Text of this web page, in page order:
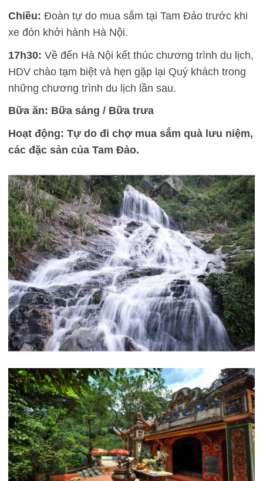
Chiều: Đoàn tự do mua sắm tại Tam Đảo trước khi
xe đón khởi hành Hà Nội.
17h30: Về đến Hà Nội kết thúc chương trình du lịch,
HDV chào tạm biệt và hẹn gặp lại Quý khách trong
những chương trình du lịch lần sau.
Bữa ăn: Bữa sáng / Bữa trưa
Hoạt động: Tự do đi chợ mua sắm quà lưu niệm,
các đặc sản của Tam Đảo.